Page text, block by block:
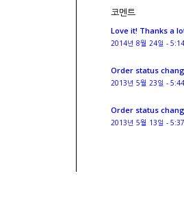
코멘트
Love it! Thanks a
2014년 8월 24일 -
Order status
2013년 5월 23일 -
Order status
2013년 5월 13일 -